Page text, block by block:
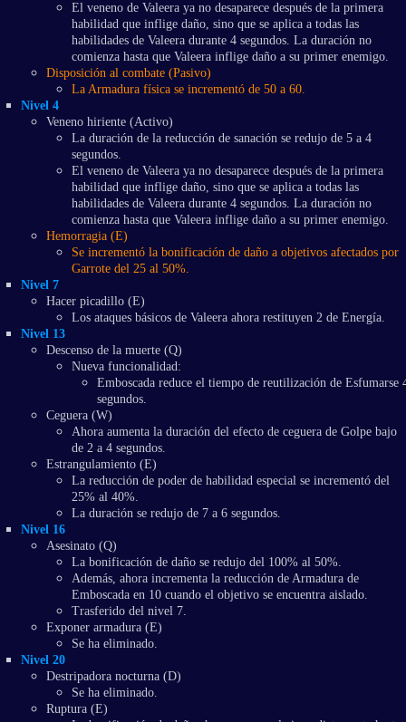
El veneno de Valeera ya no desaparece después de la primera
habilidad que inflige daño, sino que se aplica a todas las
habilidades de Valeera durante 4 segundos. La duración no
comienza hasta que Valeera inflige daño a su primer enemigo.
Disposición al combate (Pasivo)
La Armadura física se incrementó de 50 a 60.
Nivel 4
Veneno hiriente (Activo)
La duración de la reducción de sanación se redujo de 5 a 4
segundos.
El veneno de Valeera ya no desaparece después de la primera
habilidad que inflige daño, sino que se aplica a todas las
habilidades de Valeera durante 4 segundos. La duración no
comienza hasta que Valeera inflige daño a su primer enemigo.
Hemorragia (E)
Se incrementó la bonificación de daño a objetivos afectados por
Garrote del 25 al 50%.
Nivel 7
Hacer picadillo (E)
Los ataques básicos de Valeera ahora restituyen 2 de Energía.
Nivel 13
Descenso de la muerte (Q)
Nueva funcionalidad:
Emboscada reduce el tiempo de reutilización de Esfumarse
segundos.
Ceguera (W)
Ahora aumenta la duración del efecto de ceguera de Golpe bajo
de 2 a 4 segundos.
Estrangulamiento (E)
La reducción de poder de habilidad especial se incrementó del
25% al 40%.
La duración se redujo de 7 a 6 segundos.
Nivel 16
Asesinato (Q)
La bonificación de daño se redujo del 100% al 50%.
Además, ahora incrementa la reducción de Armadura de
Emboscada en 10 cuando el objetivo se encuentra aislado.
Trasferido del nivel 7.
Exponer armadura (E)
Se ha eliminado.
Nivel 20
Destripadora nocturna (D)
Se ha eliminado.
Ruptura (E)